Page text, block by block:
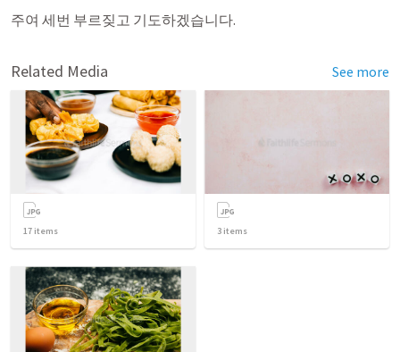
주여 세번 부르짖고 기도하겠습니다.
Related Media See more
17 items 3 items